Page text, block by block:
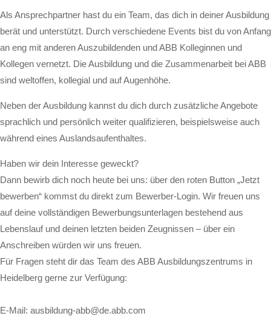
Als Ansprechpartner hast du ein Team, das dich in deiner Ausbildung
berät und unterstützt. Durch verschiedene Events bist du von Anfang
an eng mit anderen Auszubildenden und ABB Kolleginnen und
Kollegen vernetzt. Die Ausbildung und die Zusammenarbeit bei ABB
sind weltoffen, kollegial und auf Augenhöhe.
Neben der Ausbildung kannst du dich durch zusätzliche Angebote
sprachlich und persönlich weiter qualifizieren, beispielsweise auch
während eines Auslandsaufenthaltes.
Haben wir dein Interesse geweckt?
Dann bewirb dich noch heute bei uns: über den roten Button „Jetzt
bewerben“ kommst du direkt zum Bewerber-Login. Wir freuen uns
auf deine vollständigen Bewerbungsunterlagen bestehend aus
Lebenslauf und deinen letzten beiden Zeugnissen – über ein
Anschreiben würden wir uns freuen.
Für Fragen steht dir das Team des ABB Ausbildungszentrums in
Heidelberg gerne zur Verfügung:
E-Mail: ausbildung-abb@de.abb.com